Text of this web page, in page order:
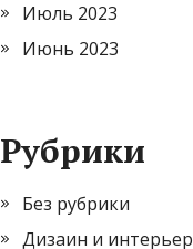
Июль 2023
Июнь 2023
Рубрики
Без рубрики
Дизаин и интерьер